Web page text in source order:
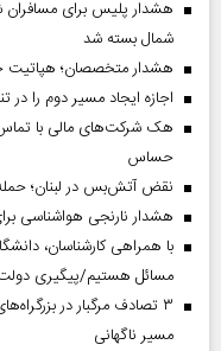
هشدار پلیس برای
شمال بسته شد
هشدار متخصصان؛ هپاتیت
اجازه ایجاد مسیر دوم را
هک شرکت‌های مالی با
حساس
نقض آتش‌بس در لبنان؛
هشدار نارنجی هواشناسی برای ۴ استان؛ خطر سیلاب و رعدوبرق در
با همراهی کارشناسان،
مسائل هستیم/پیگیری دولت
۳ تصادف مرگبار در
مسیر ناگهانی